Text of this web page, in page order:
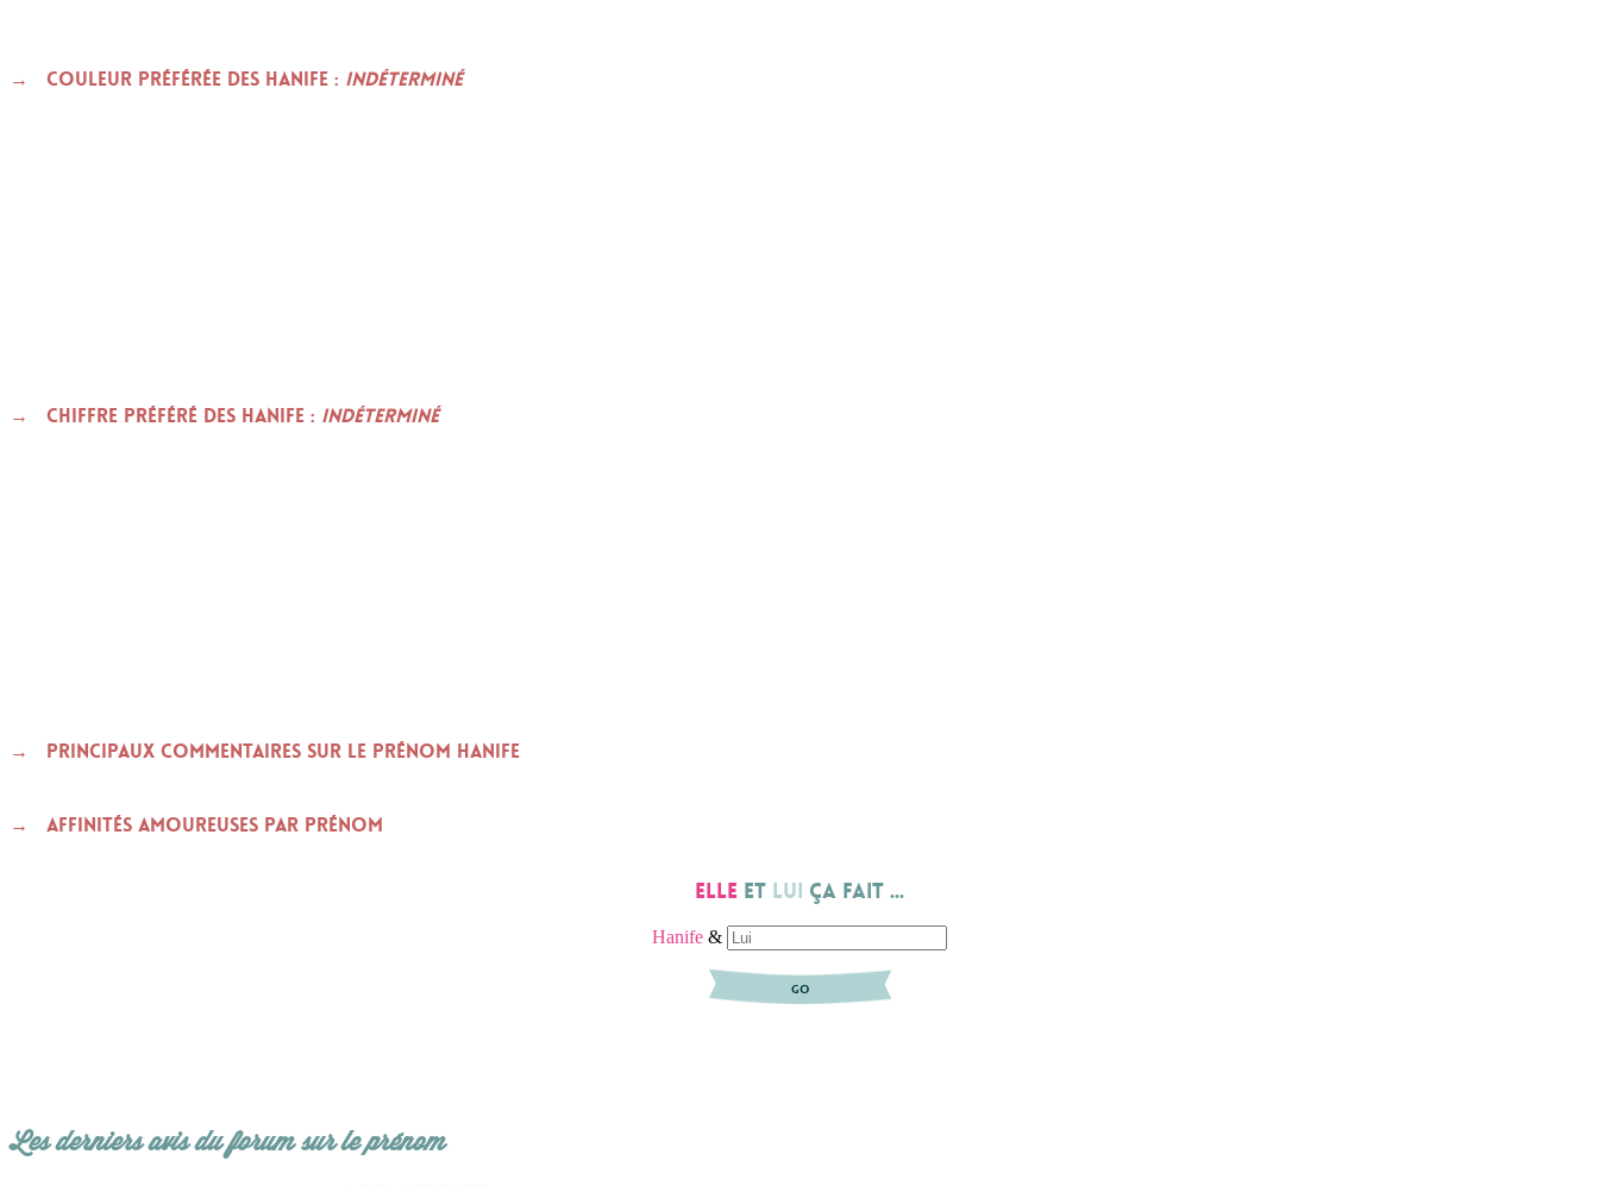
Couleur préférée des HANIFE : indéterminé
Chiffre préféré des HANIFE : indéterminé
Principaux commentaires sur le prénom HANIFE
Affinités amoureuses par prénom
Elle et lui ça fait ...
Hanife &
GO
Les derniers avis du forum sur le prénom